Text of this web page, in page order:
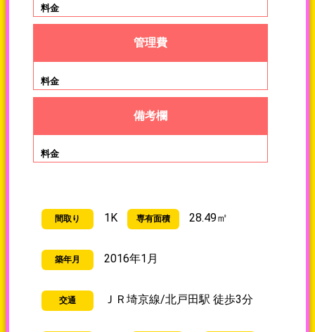
管理費
備考欄
間取り 1K 専有面積 28.49㎡
築年月 2016年1月
交通 ＪＲ埼京線/北戸田駅 徒歩3分